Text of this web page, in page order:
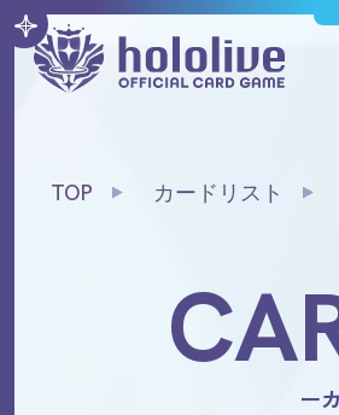
TOP カードリスト
ー